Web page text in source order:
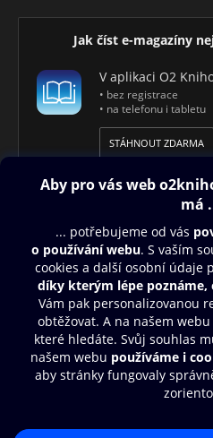
Jak číst e-magazíny
V aplikaci O2
• bez registrace
• na telefonu i tabletu
STÁHNOUT ZDARMA
Obsah ke stažení
Moje O2 Knihovna
Další zábava
Nákupní řád